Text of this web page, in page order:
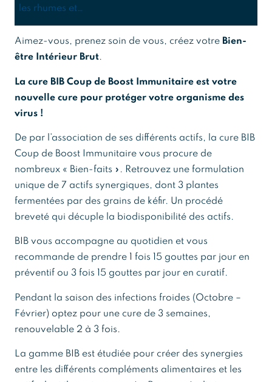
les rhumes et…
Aimez-vous, prenez soin de vous, créez votre Bien-
être Intérieur Brut.
La cure BIB Coup de Boost Immunitaire est votre
nouvelle cure pour protéger votre organisme des
virus !
De par l’association de ses différents actifs, la cure BIB
Coup de Boost Immunitaire vous procure de
nombreux « Bien-faits ». Retrouvez une formulation
unique de 7 actifs synergiques, dont 3 plantes
fermentées par des grains de kéfir. Un procédé
breveté qui décuple la biodisponibilité des actifs.
BIB vous accompagne au quotidien et vous
recommande de prendre 1 fois 15 gouttes par jour en
préventif ou 3 fois 15 gouttes par jour en curatif.
Pendant la saison des infections froides (Octobre –
Février) optez pour une cure de 3 semaines,
renouvelable 2 à 3 fois.
La gamme BIB est étudiée pour créer des synergies
entre les différents compléments alimentaires et les